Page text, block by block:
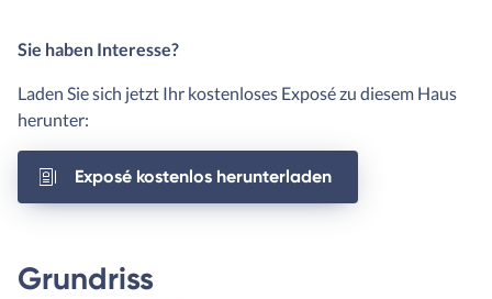
Sie haben Interesse?
Laden Sie sich jetzt Ihr kostenloses Exposé zu diesem Haus
herunter:
Exposé kostenlos herunterladen
Grundriss